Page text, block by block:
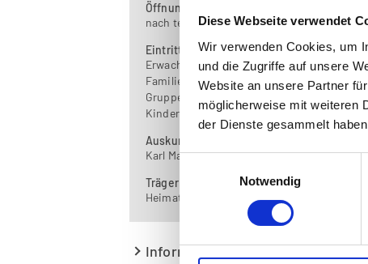
Diese Webseite verwendet
Wir verwenden Cookies, um
und die Zugriffe auf unsere
Website an unsere Partner
möglicherweise mit weiteren
der Dienste gesammelt
Einwilligungsauswahl
Notwendig
Öffnungszeiten
nach telefonischer Vereinbarung
Eintritt
Erwachsene: 2,00
Familien: 3,50
Gruppentarif (ab 10 Personen): 1,50
Kinder und Jugendliche bis 15 Jahre: frei
Auskunft
Karl Mayr
Träger
Heimatverein Wartberg
Informationen zum Museum